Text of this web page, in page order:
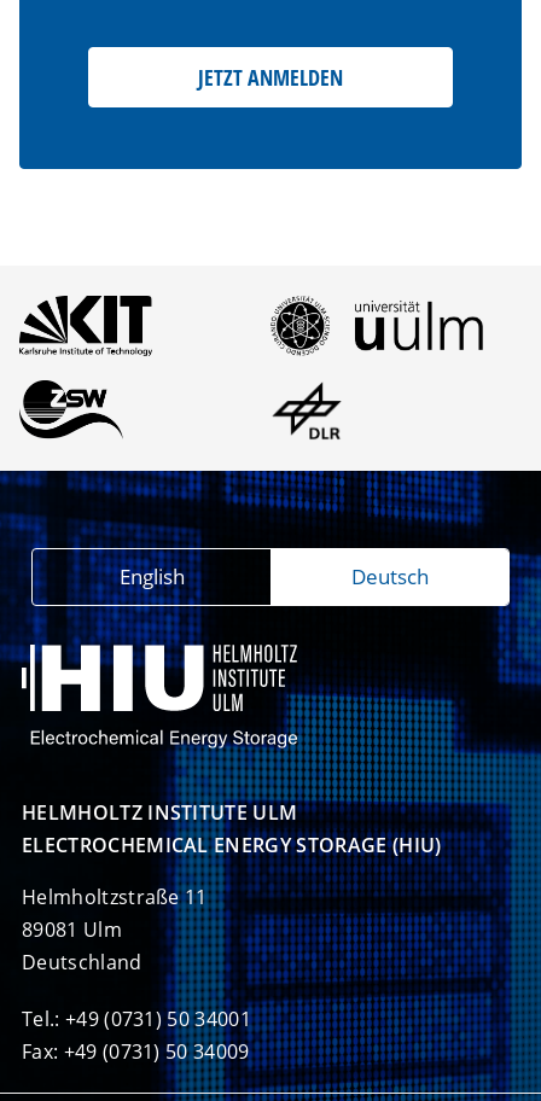
JETZT ANMELDEN
HELMHOLTZ INSTITUTE ULM
ELECTROCHEMICAL ENERGY STORAGE (HIU)
Helmholtzstraße 11
89081 Ulm
Deutschland
Tel.: +49 (0731) 50 34001
Fax: +49 (0731) 50 34009
English Deutsch